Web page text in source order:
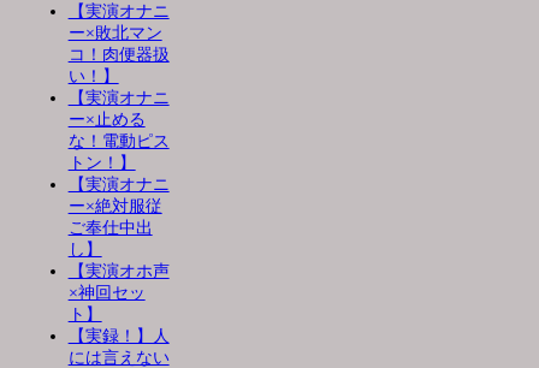
【実演オナニ
ー×敗北マン
コ！肉便器扱
い！】
【実演オナニ
ー×止める
な！電動ピス
トン！】
【実演オナニ
ー×絶対服従
ご奉仕中出
し】
【実演オホ声
×神回セッ
ト】
【実録！】人
には言えない